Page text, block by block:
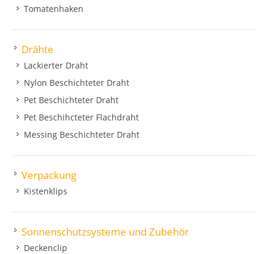
Tomatenhaken
Drähte
Lackierter Draht
Nylon Beschichteter Draht
Pet Beschichteter Draht
Pet Beschihcteter Flachdraht
Messing Beschichteter Draht
Verpackung
Kistenklips
Sonnenschutzsysteme und Zubehör
Deckenclip